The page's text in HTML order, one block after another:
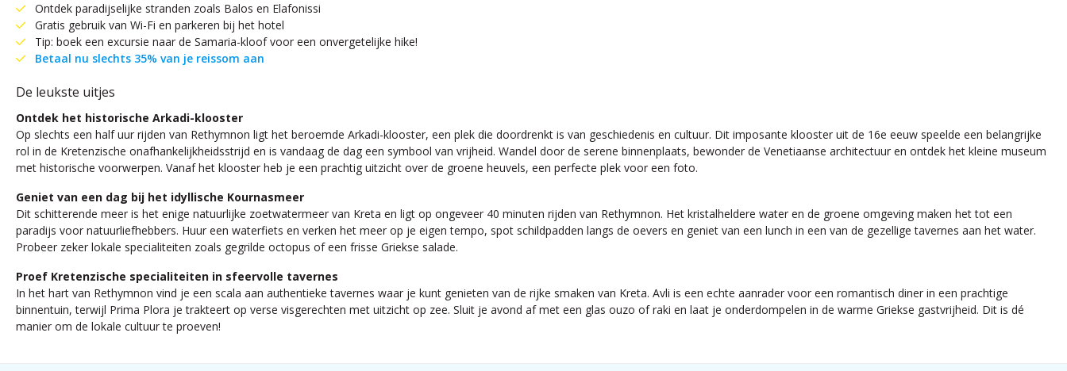
Ontdek paradijselijke stranden zoals Balos en Elafonissi
Gratis gebruik van Wi-Fi en parkeren bij het hotel
Tip: boek een excursie naar de Samaria-kloof voor een onvergetelijke hike!
Betaal nu slechts 35% van je reissom aan
De leukste uitjes
Ontdek het historische Arkadi-klooster
Op slechts een half uur rijden van Rethymnon ligt het beroemde Arkadi-klooster, een plek die doordrenkt is van geschiedenis en cultuur. Dit imposante klooster uit de 16e eeuw speelde een belangrijke
rol in de Kretenzische onafhankelijkheidsstrijd en is vandaag de dag een symbool van vrijheid. Wandel door de serene binnenplaats, bewonder de Venetiaanse architectuur en ontdek het kleine museum
met historische voorwerpen. Vanaf het klooster heb je een prachtig uitzicht over de groene heuvels, een perfecte plek voor een foto.
Geniet van een dag bij het idyllische Kournasmeer
Dit schitterende meer is het enige natuurlijke zoetwatermeer van Kreta en ligt op ongeveer 40 minuten rijden van Rethymnon. Het kristalheldere water en de groene omgeving maken het tot een
paradijs voor natuurliefhebbers. Huur een waterfiets en verken het meer op je eigen tempo, spot schildpadden langs de oevers en geniet van een lunch in een van de gezellige tavernes aan het water.
Probeer zeker lokale specialiteiten zoals gegrilde octopus of een frisse Griekse salade.
Proef Kretenzische specialiteiten in sfeervolle tavernes
In het hart van Rethymnon vind je een scala aan authentieke tavernes waar je kunt genieten van de rijke smaken van Kreta. Avli is een echte aanrader voor een romantisch diner in een prachtige
binnentuin, terwijl Prima Plora je trakteert op verse visgerechten met uitzicht op zee. Sluit je avond af met een glas ouzo of raki en laat je onderdompelen in de warme Griekse gastvrijheid. Dit is dé
manier om de lokale cultuur te proeven!